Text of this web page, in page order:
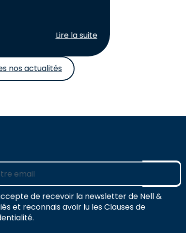
Lire l'article :
Lire la suite
nos actualités
de recevoir la newsletter de Nell &
et reconnais avoir lu les Clauses de